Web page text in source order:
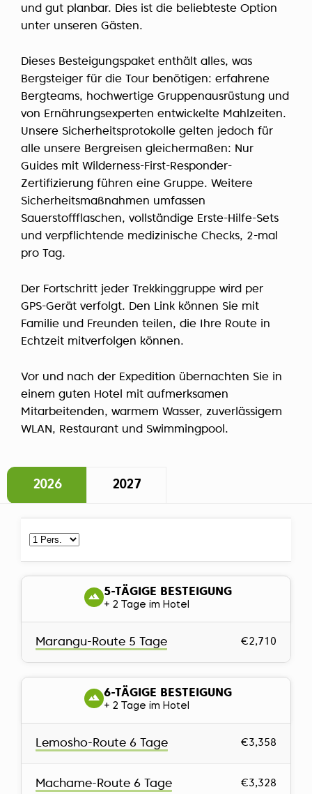
und gut planbar. Dies ist die beliebteste Option
unter unseren Gästen.
Dieses Besteigungspaket enthält alles, was
Bergsteiger für die Tour benötigen: erfahrene
Bergteams, hochwertige Gruppenausrüstung und
von Ernährungsexperten entwickelte Mahlzeiten.
Unsere Sicherheitsprotokolle gelten jedoch für
alle unsere Bergreisen gleichermaßen: Nur
Guides mit Wilderness-First-Responder-
Zertifizierung führen eine Gruppe. Weitere
Sicherheitsmaßnahmen umfassen
Sauerstoffflaschen, vollständige Erste-Hilfe-Sets
und verpflichtende medizinische Checks, 2-mal
pro Tag.
Der Fortschritt jeder Trekkinggruppe wird per
GPS-Gerät verfolgt. Den Link können Sie mit
Familie und Freunden teilen, die Ihre Route in
Echtzeit mitverfolgen können.
Vor und nach der Expedition übernachten Sie in
einem guten Hotel mit aufmerksamen
Mitarbeitenden, warmem Wasser, zuverlässigem
WLAN, Restaurant und Swimmingpool.
2026 2027
5-TÄGIGE BESTEIGUNG
+ 2 Tage im Hotel
Marangu-Route 5 Tage €2,710
6-TÄGIGE BESTEIGUNG
+ 2 Tage im Hotel
Lemosho-Route 6 Tage €3,358
Machame-Route 6 Tage €3,328